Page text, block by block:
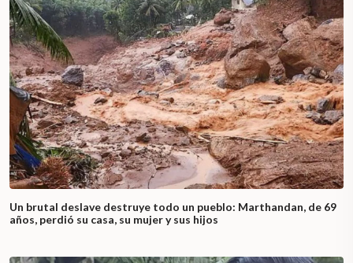
Un brutal deslave destruye todo un pueblo: Marthandan, de 69
años, perdió su casa, su mujer y sus hijos